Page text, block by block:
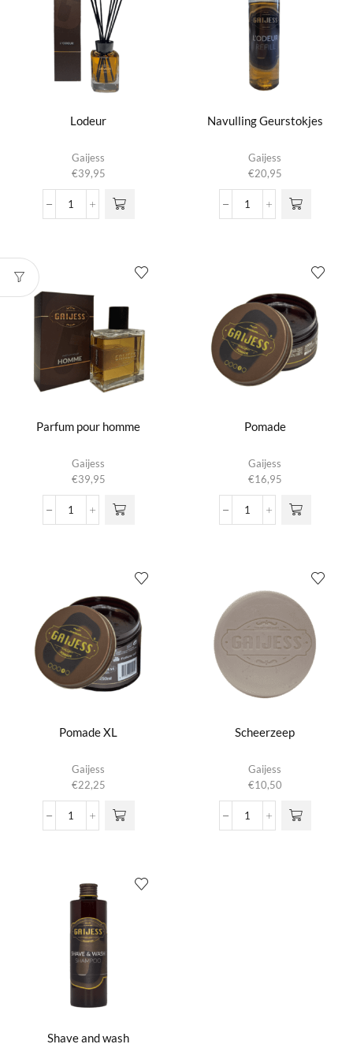
Lodeur
Gaijess
€39,95
Lodeur
Navulling Geurstokjes
Gaijess
€20,95
Navulling
Parfum pour homme
Gaijess
€39,95
Parfum
Pomade
Gaijess
€16,95
Pomade
Pomade XL
Gaijess
€22,25
Pomade
Scheerzeep
Gaijess
€10,50
Scheerzeep
Shave and wash